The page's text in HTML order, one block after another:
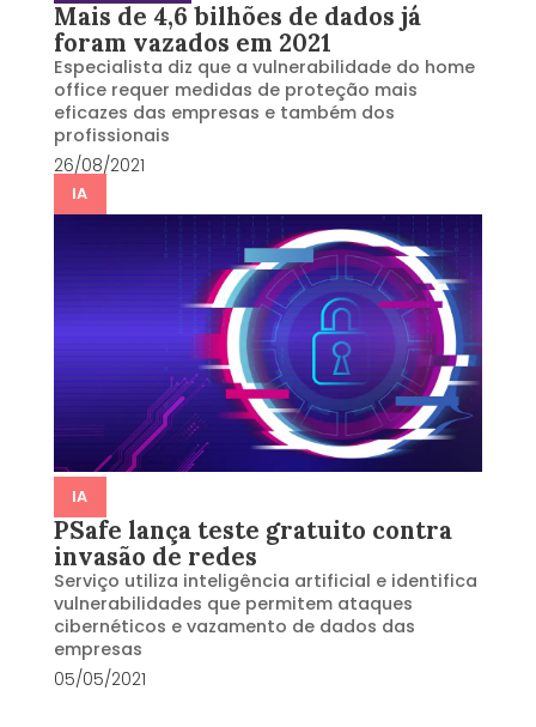
Mais de 4,6 bilhões de dados já
foram vazados em 2021
Especialista diz que a vulnerabilidade do home
office requer medidas de proteção mais
eficazes das empresas e também dos
profissionais
26/08/2021
IA
IA
PSafe lança teste gratuito contra
invasão de redes
Serviço utiliza inteligência artificial e identifica
vulnerabilidades que permitem ataques
cibernéticos e vazamento de dados das
empresas
05/05/2021